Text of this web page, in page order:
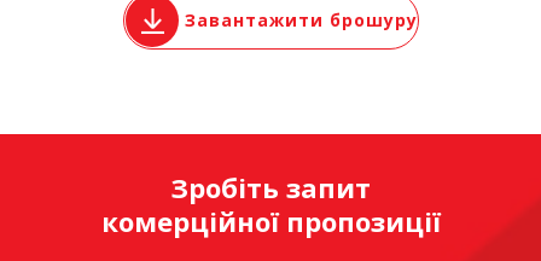
Завантажити брошуру
Зробіть запит
комерційної пропозиції